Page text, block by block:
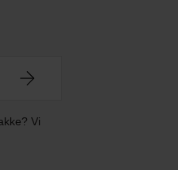
Vi